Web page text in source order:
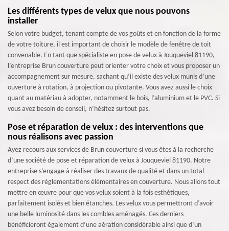
Les différents types de velux que nous pouvons
installer
Selon votre budget, tenant compte de vos goûts et en fonction de la forme
de votre toiture, il est important de choisir le modèle de fenêtre de toit
convenable. En tant que spécialiste en pose de velux à Jouqueviel 81190,
l’entreprise Brun couverture peut orienter votre choix et vous proposer un
accompagnement sur mesure, sachant qu’il existe des velux munis d’une
ouverture à rotation, à projection ou pivotante. Vous avez aussi le choix
quant au matériau à adopter, notamment le bois, l’aluminium et le PVC. Si
vous avez besoin de conseil, n’hésitez surtout pas.
Pose et réparation de velux : des interventions que
nous réalisons avec passion
Ayez recours aux services de Brun couverture si vous êtes à la recherche
d’une société de pose et réparation de velux à Jouqueviel 81190. Notre
entreprise s’engage à réaliser des travaux de qualité et dans un total
respect des réglementations élémentaires en couverture. Nous allons tout
mettre en œuvre pour que vos velux soient à la fois esthétiques,
parfaitement isolés et bien étanches. Les velux vous permettront d’avoir
une belle luminosité dans les combles aménagés. Ces derniers
bénéficieront également d’une aération considérable ainsi que d’un